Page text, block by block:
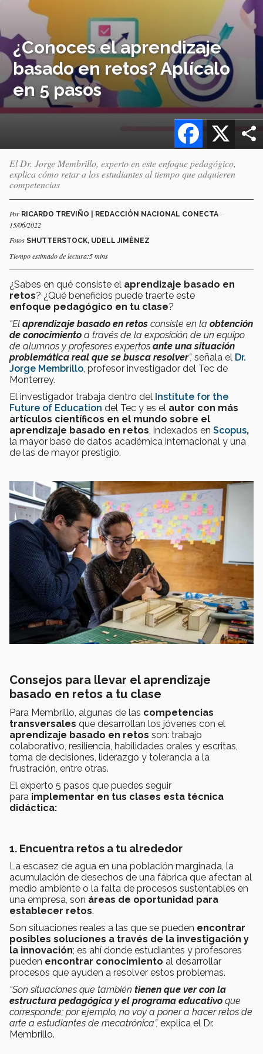
¿Conoces el aprendizaje
basado en retos? Aplícalo
en 5 pasos
X
Facebook
El Dr. Jorge Membrillo, experto en este enfoque pedagógico,
explica cómo retar a los estudiantes al tiempo que adquieren
competencias
Por RICARDO TREVIÑO | REDACCIÓN NACIONAL CONECTA -
15/06/2022
Fotos SHUTTERSTOCK, UDELL JIMÉNEZ
Tiempo estimado de lectura:5 mins
¿Sabes en qué consiste el aprendizaje basado en
retos? ¿Qué beneficios puede traerte este
enfoque pedagógico en tu clase?
“El aprendizaje basado en retos consiste en la obtención
de conocimiento a través de la exposición de un equipo
de alumnos y profesores expertos ante una situación
problemática real que se busca resolver”, señala el Dr.
Jorge Membrillo , profesor investigador del Tec de
Monterrey.
El investigador trabaja dentro del Institute for the
Future of Education del Tec y es el autor con más
artículos científicos en el mundo sobre el
aprendizaje basado en retos indexados en Scopus,
la mayor base de datos académica internacional y una
de las de mayor prestigio.
Consejos para llevar el aprendizaje
basado en retos a tu clase
Para Membrillo, algunas de las competencias
transversales que desarrollan los jóvenes con el
aprendizaje basado en retos son: trabajo
colaborativo, resiliencia, habilidades orales y escritas,
toma de decisiones, liderazgo y tolerancia a la
frustración, entre otras.
El experto 5 pasos que puedes seguir
para implementar en tus clases esta técnica
didáctica:
1. Encuentra retos a tu alrededor
La escasez de agua en una población marginada, la
acumulación de desechos de una fábrica que afectan al
medio ambiente o la falta de procesos sustentables en
una empresa, son áreas de oportunidad para
establecer retos.
Son situaciones reales a las que se pueden encontrar
posibles soluciones a través de la investigación y
la innovación; es ahí donde estudiantes y profesores
pueden encontrar conocimiento al desarrollar
procesos que ayuden a resolver estos problemas.
“Son situaciones que también tienen que ver con la
estructura pedagógica y el programa educativo que
corresponde; por ejemplo, no voy a poner a hacer retos de
arte a estudiantes de mecatrónica”, explica el Dr.
Membrillo.